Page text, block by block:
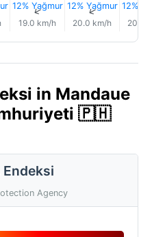
12% Yağmur
↑
19.0 km/h
12% Yağmur
↑
20.0 km/h
12%
20.0
in Mandaue
🇵🇭
Endeksi
Agency